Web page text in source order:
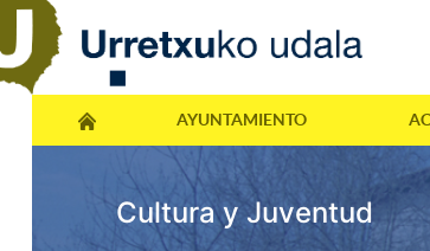
AYUNTAMIENTO
Cultura y Juventud